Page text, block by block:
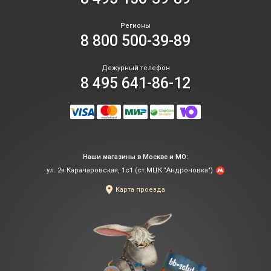
Регионы
8 800 500-39-89
Дежурный телефон
8 495 641-86-12
Наши магазины в Москве и МО:
ул. 2я Карачаровская, 1с1 (ст.МЦК "Андроновка")
Карта проезда